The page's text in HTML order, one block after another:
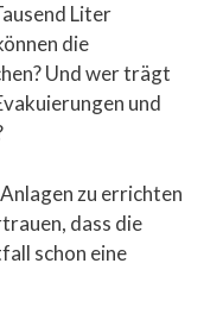
Liter
die
Und wer trägt
und
zu errichten
dass die
schon eine